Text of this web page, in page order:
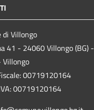
di Villongo
41 - 24060 Villongo (BG) -
00719120164
00719120164